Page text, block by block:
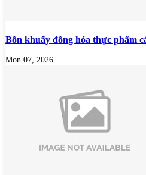
Bồn khuấy đồng hóa thực phẩm
Mon 07, 2026